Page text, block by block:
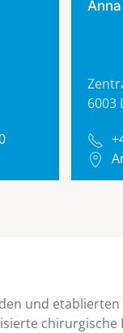
6003
und